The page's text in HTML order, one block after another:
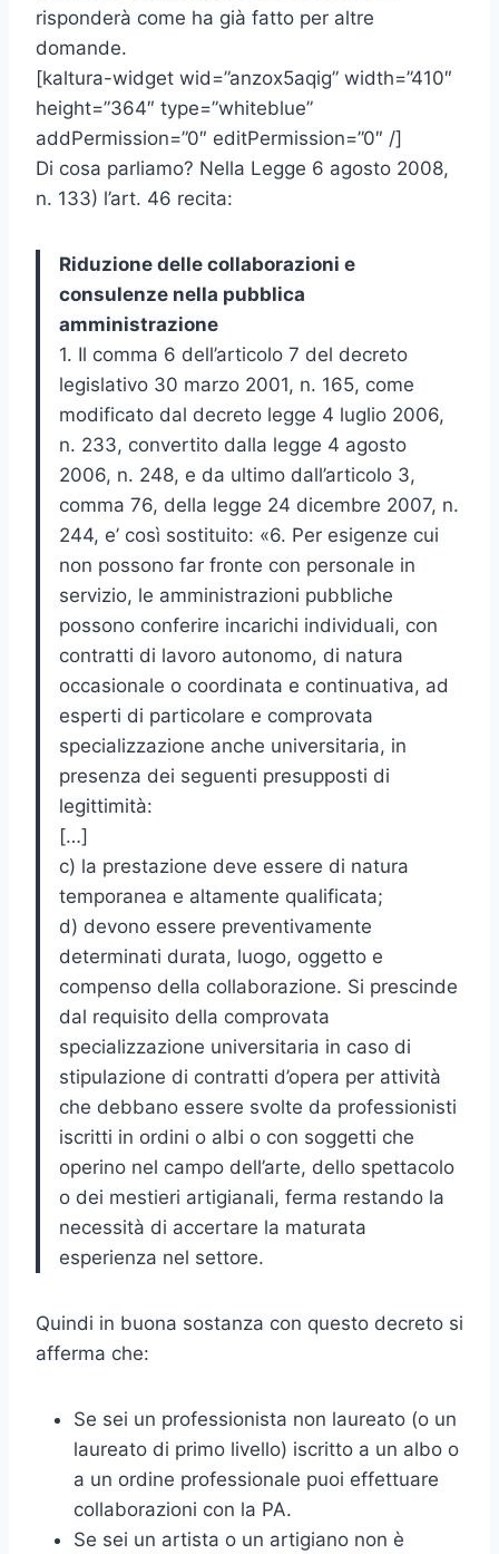
risponderà come ha già fatto per altre
domande.
[kaltura-widget wid=”anzox5aqig” width=”410″
height=”364″ type=”whiteblue”
addPermission=”0″ editPermission=”0″ /]
Di cosa parliamo? Nella Legge 6 agosto 2008,
n. 133) l’art. 46 recita:
Riduzione delle collaborazioni e
consulenze nella pubblica
amministrazione
1. Il comma 6 dell’articolo 7 del decreto
legislativo 30 marzo 2001, n. 165, come
modificato dal decreto legge 4 luglio 2006,
n. 233, convertito dalla legge 4 agosto
2006, n. 248, e da ultimo dall’articolo 3,
comma 76, della legge 24 dicembre 2007, n.
244, e’ così sostituito: «6. Per esigenze cui
non possono far fronte con personale in
servizio, le amministrazioni pubbliche
possono conferire incarichi individuali, con
contratti di lavoro autonomo, di natura
occasionale o coordinata e continuativa, ad
esperti di particolare e comprovata
specializzazione anche universitaria, in
presenza dei seguenti presupposti di
legittimità:
[…]
c) la prestazione deve essere di natura
temporanea e altamente qualificata;
d) devono essere preventivamente
determinati durata, luogo, oggetto e
compenso della collaborazione. Si prescinde
dal requisito della comprovata
specializzazione universitaria in caso di
stipulazione di contratti d’opera per attività
che debbano essere svolte da professionisti
iscritti in ordini o albi o con soggetti che
operino nel campo dell’arte, dello spettacolo
o dei mestieri artigianali, ferma restando la
necessità di accertare la maturata
esperienza nel settore.
Quindi in buona sostanza con questo decreto si
afferma che:
Se sei un professionista non laureato (o un
laureato di primo livello) iscritto a un albo o
a un ordine professionale puoi effettuare
collaborazioni con la PA.
Se sei un artista o un artigiano non è